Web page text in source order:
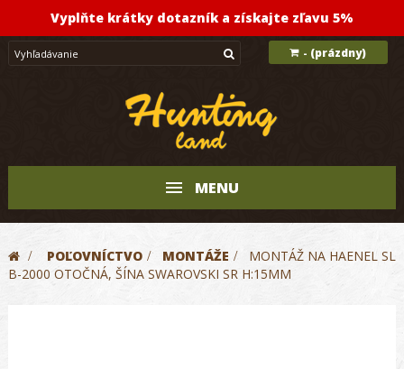
Vyplňte krátky dotazník a získajte zľavu 5%
- (prázdny)
MENU
> POĽOVNÍCTVO > MONTÁŽE >
MONTÁŽ NA HAENEL SL
B-2000 OTOČNÁ, ŠÍNA SWAROVSKI SR H:15MM